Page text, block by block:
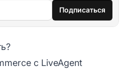
Подписаться
с LiveAgent